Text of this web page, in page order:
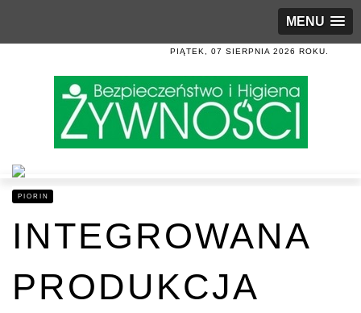
MENU
PIĄTEK, 07 SIERPNIA 2026 ROKU.
PIORIN
INTEGROWANA
PRODUKCJA